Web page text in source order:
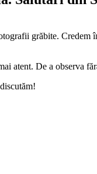
grăbite.
atent. De a observa